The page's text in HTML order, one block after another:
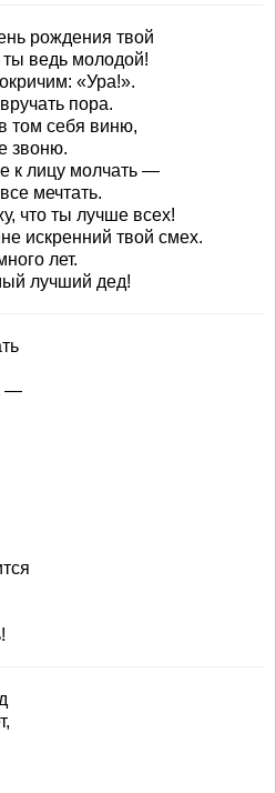
рождения твой
ведь молодой!
«Ура!».
пора.
том себя виню,
звоню.
к лицу молчать —
мечтать.
что ты лучше всех!
искренний твой смех.
лет.
лучший дед!
—